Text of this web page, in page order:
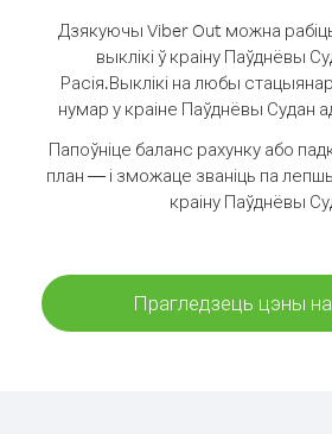
Дзякуючы Viber Out можна
выклікі ў краіну Паўднёвы
Расія.Выклікі на любы
нумар у краіне Паўднёвы Судан
Папоўніце баланс рахунку або
план — і зможаце званіць па
краіну Паўднёвы
Прагледзець цэны на